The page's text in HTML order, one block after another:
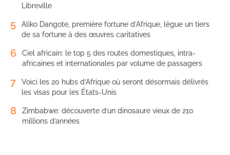
Libreville
5
Aliko Dangote, première fortune d’Afrique, lègue un tiers
de sa fortune à des œuvres caritatives
6
Ciel africain: le top 5 des routes domestiques, intra-
africaines et internationales par volume de passagers
7
Voici les 20 hubs d’Afrique où seront désormais délivrés
les visas pour les États-Unis
8
Zimbabwe: découverte d’un dinosaure vieux de 210
millions d’années